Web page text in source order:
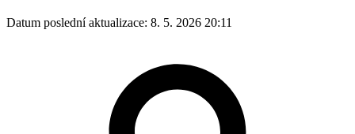
Datum poslední aktualizace: 8. 5. 2026 20:11